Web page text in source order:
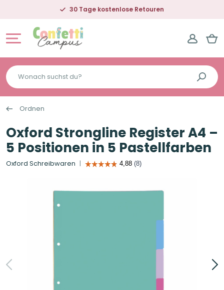
30 Tage kostenlose Retouren
Wonach
suchst
du?
Ordnen
Oxford Strongline Register A4 –
5 Positionen in 5 Pastellfarben
Oxford Schreibwaren